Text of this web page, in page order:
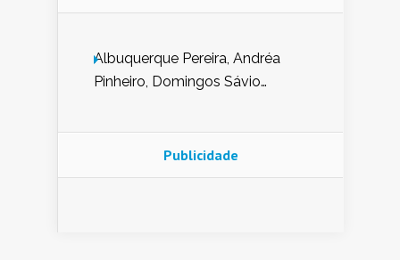
Albuquerque Pereira, Andréa
Pinheiro, Domingos Sávio
Nunes de Sena, Fátima Peixoto,
Glória Pereira, Kátia Mesel,
Publicidade